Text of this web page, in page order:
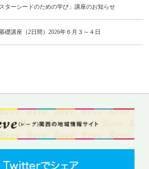
ターシードのための学び」講座のお知らせ
礎講座（2日間）2026年６月３～４日